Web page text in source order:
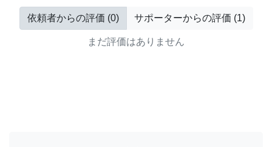
依頼者からの評価 (0) サポーターからの評価 (1)
まだ評価はありません